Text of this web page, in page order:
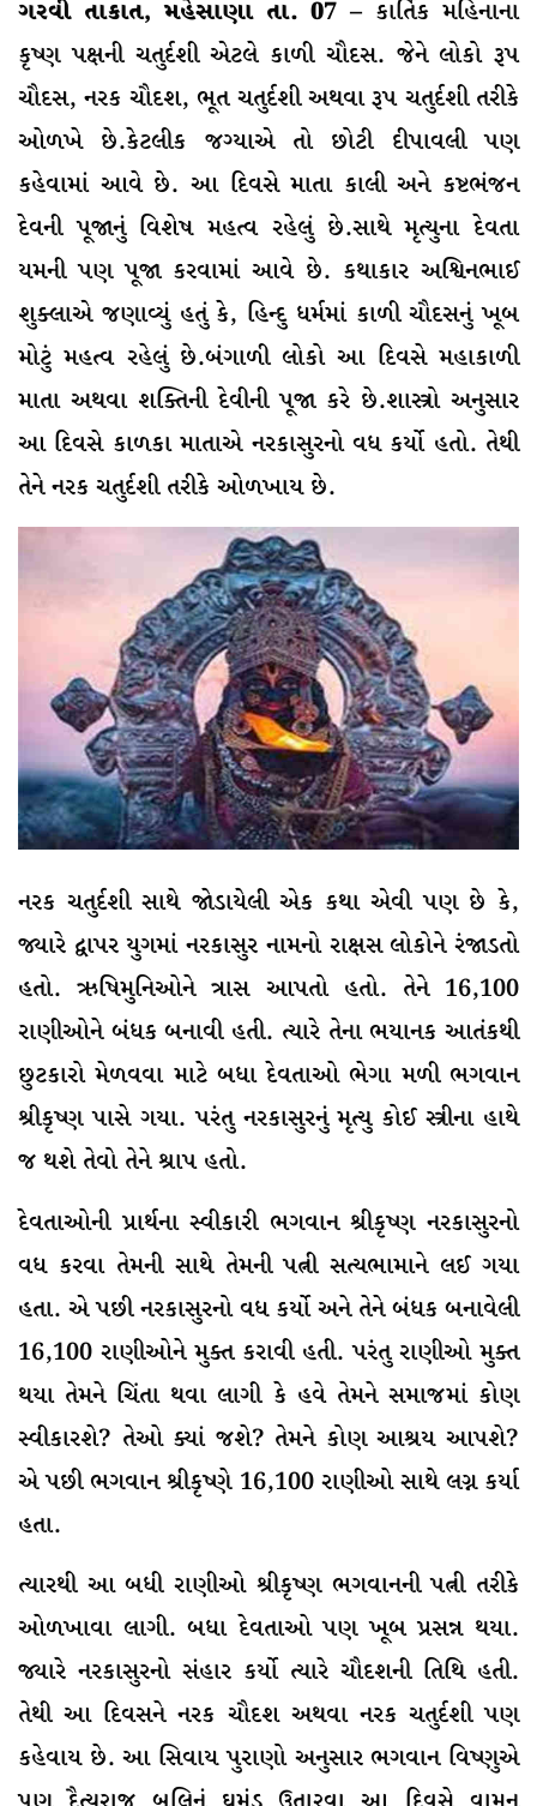
ગરવી તાકાત, મહેસાણા તા. 07 –કાર્તિક મહિનાના
કૃષ્ણ પક્ષની ચતુર્દશી એટલે કાળી ચૌદસ. જેને લોકો રૂપ
ચૌદસ, નરક ચૌદશ, ભૂત ચતુર્દશી અથવા રૂપ ચતુર્દશી તરીકે
ઓળખે છે.કેટલીક જગ્યાએ તો છોટી દીપાવલી પણ
કહેવામાં આવે છે. આ દિવસે માતા કાલી અને કષ્ટભંજન
દેવની પૂજાનું વિશેષ મહત્વ રહેલું છે.સાથે મૃત્યુના દેવતા
યમની પણ પૂજા કરવામાં આવે છે. કથાકાર અશ્વિનભાઈ
શુક્લાએ જણાવ્યું હતું કે, હિન્દુ ધર્મમાં કાળી ચૌદસનું ખૂબ
મોટું મહત્વ રહેલું છે.બંગાળી લોકો આ દિવસે મહાકાળી
માતા અથવા શક્તિની દેવીની પૂજા કરે છે.શાસ્ત્રો અનુસાર
આ દિવસે કાળકા માતાએ નરકાસુરનો વધ કર્યો હતો. તેથી
તેને નરક ચતુર્દશી તરીકે ઓળખાય છે.
નરક ચતુર્દશી સાથે જોડાયેલી એક કથા એવી પણ છે કે,
જ્યારે દ્વાપર યુગમાં નરકાસુર નામનો રાક્ષસ લોકોને રંજાડતો
હતો. ઋષિમુનિઓને ત્રાસ આપતો હતો. તેને 16,100
રાણીઓને બંધક બનાવી હતી. ત્યારે તેના ભયાનક આતંકથી
છુટકારો મેળવવા માટે બધા દેવતાઓ ભેગા મળી ભગવાન
શ્રીકૃષ્ણ પાસે ગયા. પરંતુ નરકાસુરનું મૃત્યુ કોઈ સ્ત્રીના હાથે
જ થશે તેવો તેને શ્રાપ હતો.
દેવતાઓની પ્રાર્થના સ્વીકારી ભગવાન શ્રીકૃષ્ણ નરકાસુરનો
વધ કરવા તેમની સાથે તેમની પત્ની સત્યભામાને લઈ ગયા
હતા. એ પછી નરકાસુરનો વધ કર્યો અને તેને બંધક બનાવેલી
16,100 રાણીઓને મુક્ત કરાવી હતી. પરંતુ રાણીઓ મુક્ત
થયા તેમને ચિંતા થવા લાગી કે હવે તેમને સમાજમાં કોણ
સ્વીકારશે? તેઓ ક્યાં જશે? તેમને કોણ આશ્રય આપશે?
એ પછી ભગવાન શ્રીકૃષ્ણે 16,100 રાણીઓ સાથે લગ્ન કર્યા
હતા.
ત્યારથી આ બધી રાણીઓ શ્રીકૃષ્ણ ભગવાનની પત્ની તરીકે
ઓળખાવા લાગી. બધા દેવતાઓ પણ ખૂબ પ્રસન્ન થયા.
જ્યારે નરકાસુરનો સંહાર કર્યો ત્યારે ચૌદશની તિથિ હતી.
તેથી આ દિવસને નરક ચૌદશ અથવા નરક ચતુર્દશી પણ
કહેવાય છે. આ સિવાય પુરાણો અનુસાર ભગવાન વિષ્ણુએ